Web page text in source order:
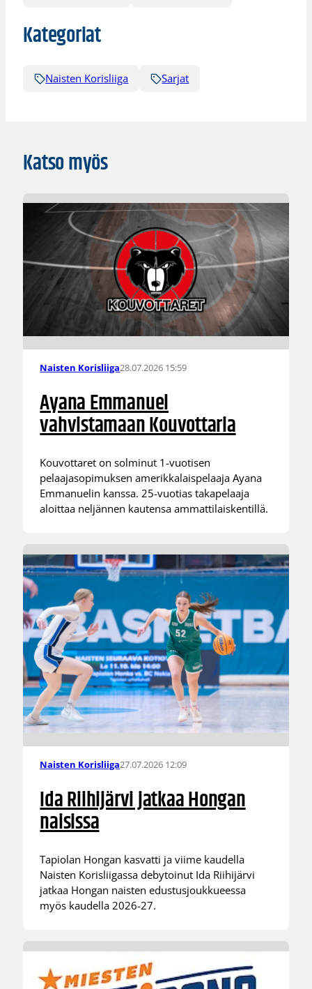
Kategoriat
Naisten Korisliiga Sarjat
Katso myös
Naisten Korisliiga28.07.2026 15:59
Ayana Emmanuel
vahvistamaan Kouvottaria
Kouvottaret on solminut 1-vuotisen
pelaajasopimuksen amerikkalaispelaaja Ayana
Emmanuelin kanssa. 25-vuotias takapelaaja
aloittaa neljännen kautensa ammattilaiskentillä.
Naisten Korisliiga27.07.2026 12:09
Ida Riihijärvi jatkaa Hongan
naisissa
Tapiolan Hongan kasvatti ja viime kaudella
Naisten Korisliigassa debytoinut Ida Riihijärvi
jatkaa Hongan naisten edustusjoukkueessa
myös kaudella 2026-27.